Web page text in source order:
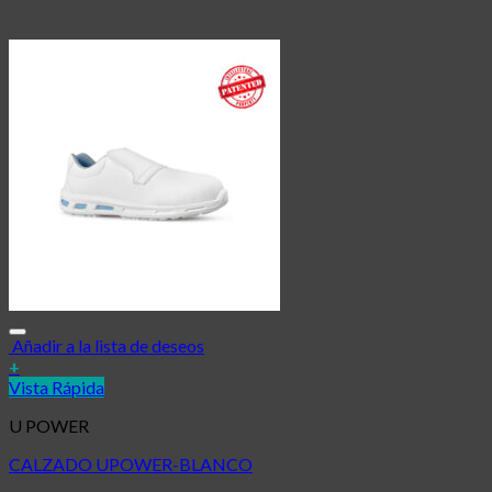
Añadir a la lista de deseos
+
Vista Rápida
U POWER
CALZADO UPOWER-BLANCO